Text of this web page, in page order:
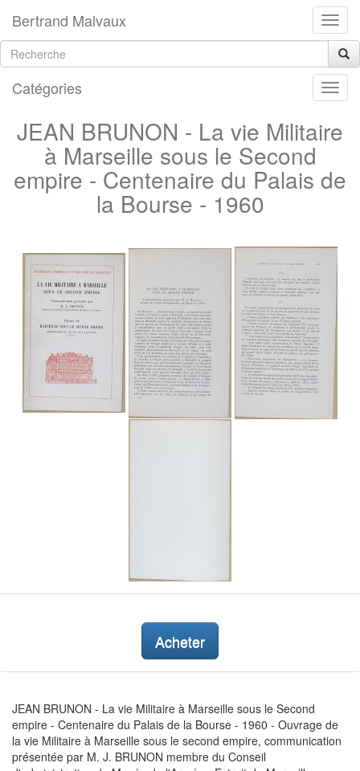
Bertrand Malvaux
Catégories
JEAN BRUNON - La vie Militaire
à Marseille sous le Second
empire - Centenaire du Palais de
la Bourse - 1960
Acheter
JEAN BRUNON - La vie Militaire à Marseille sous le Second
empire - Centenaire du Palais de la Bourse - 1960 - Ouvrage de
la vie Militaire à Marseille sous le second empire, communication
présentée par M. J. BRUNON membre du Conseil